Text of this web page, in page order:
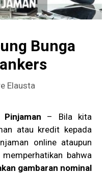
Bunga
Elausta
– Bila kita
atau kredit kepada
online ataupun
bahwa
gambaran nominal